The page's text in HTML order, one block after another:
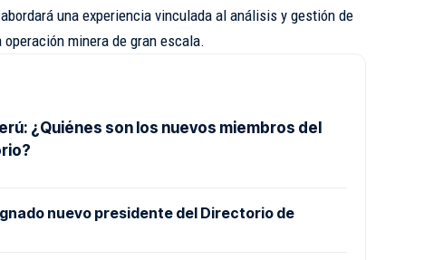
una experiencia vinculada al análisis y gestión de
minera de gran escala.
¿Quiénes son los nuevos miembros del
nuevo presidente del Directorio de